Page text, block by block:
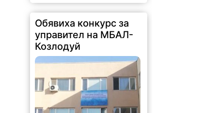
Обявиха конкурс за
управител на МБАЛ-
Козлодуй